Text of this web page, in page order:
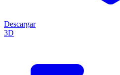
Descargar
3D